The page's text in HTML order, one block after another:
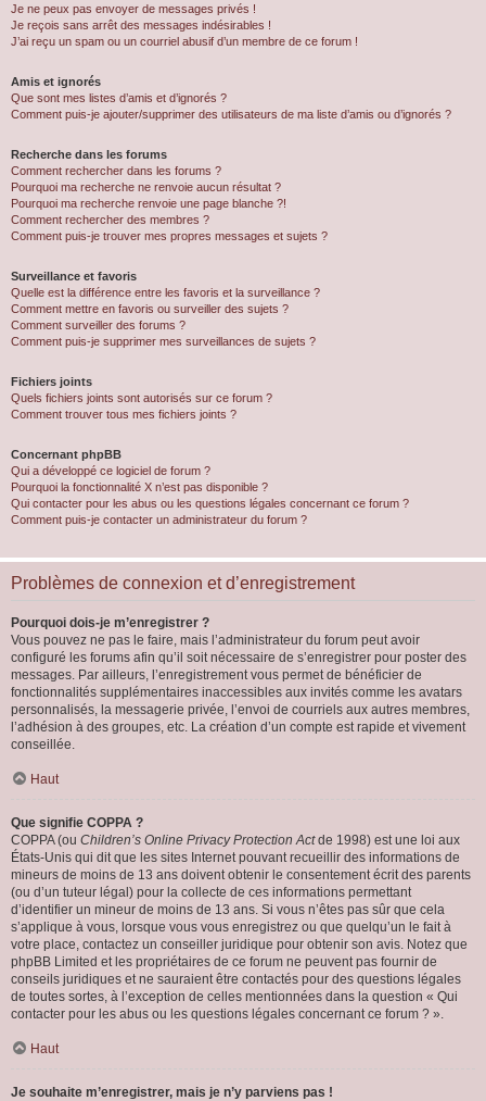
Je ne peux pas envoyer de messages privés !
Je reçois sans arrêt des messages indésirables !
J’ai reçu un spam ou un courriel abusif d’un membre de ce forum !
Amis et ignorés
Que sont mes listes d’amis et d’ignorés ?
Comment puis-je ajouter/supprimer des utilisateurs de ma liste d’amis ou d’ignorés ?
Recherche dans les forums
Comment rechercher dans les forums ?
Pourquoi ma recherche ne renvoie aucun résultat ?
Pourquoi ma recherche renvoie une page blanche ?!
Comment rechercher des membres ?
Comment puis-je trouver mes propres messages et sujets ?
Surveillance et favoris
Quelle est la différence entre les favoris et la surveillance ?
Comment mettre en favoris ou surveiller des sujets ?
Comment surveiller des forums ?
Comment puis-je supprimer mes surveillances de sujets ?
Fichiers joints
Quels fichiers joints sont autorisés sur ce forum ?
Comment trouver tous mes fichiers joints ?
Concernant phpBB
Qui a développé ce logiciel de forum ?
Pourquoi la fonctionnalité X n’est pas disponible ?
Qui contacter pour les abus ou les questions légales concernant ce forum ?
Comment puis-je contacter un administrateur du forum ?
Problèmes de connexion et d’enregistrement
Pourquoi dois-je m’enregistrer ?
Vous pouvez ne pas le faire, mais l’administrateur du forum peut avoir
configuré les forums afin qu’il soit nécessaire de s’enregistrer pour poster des
messages. Par ailleurs, l’enregistrement vous permet de bénéficier de
fonctionnalités supplémentaires inaccessibles aux invités comme les avatars
personnalisés, la messagerie privée, l’envoi de courriels aux autres membres,
l’adhésion à des groupes, etc. La création d’un compte est rapide et vivement
conseillée.
Haut
Que signifie COPPA ?
COPPA (ou Children’s Online Privacy Protection Actde 1998) est une loi aux
États-Unis qui dit que les sites Internet pouvant recueillir des informations de
mineurs de moins de 13 ans doivent obtenir le consentement écrit des parents
(ou d’un tuteur légal) pour la collecte de ces informations permettant
d’identifier un mineur de moins de 13 ans. Si vous n’êtes pas sûr que cela
s’applique à vous, lorsque vous vous enregistrez ou que quelqu’un le fait à
votre place, contactez un conseiller juridique pour obtenir son avis. Notez que
phpBB Limited et les propriétaires de ce forum ne peuvent pas fournir de
conseils juridiques et ne sauraient être contactés pour des questions légales
de toutes sortes, à l’exception de celles mentionnées dans la question « Qui
contacter pour les abus ou les questions légales concernant ce forum ? ».
Haut
Je souhaite m’enregistrer, mais je n’y parviens pas !